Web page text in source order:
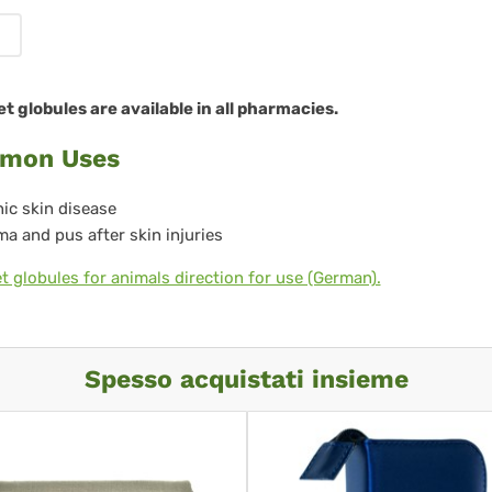
globules are available in all pharmacies.
Uses
skin disease
and pus after skin injuries
globules for animals direction for use (German).
Spesso acquistati insieme